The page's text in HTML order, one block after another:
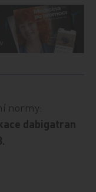
normy:
dabigatran